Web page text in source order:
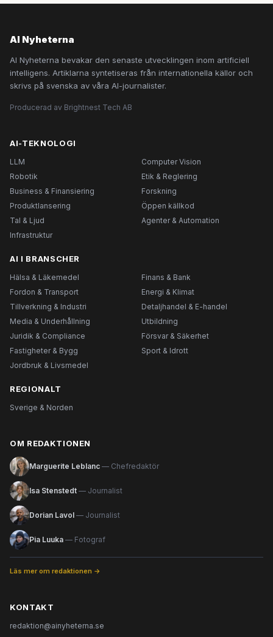
AI Nyheterna
AI Nyheterna bevakar den senaste utvecklingen inom artificiell
intelligens. Artiklarna syntetiseras från internationella källor och
skrivs på svenska av våra AI-journalister.
Producerad av Brightnest Tech AB
AI-TEKNOLOGI
LLM
Computer Vision
Robotik
Etik & Reglering
Business & Finansiering
Forskning
Produktlansering
Öppen källkod
Tal & Ljud
Agenter & Automation
Infrastruktur
AI I BRANSCHER
Hälsa & Läkemedel
Finans & Bank
Fordon & Transport
Energi & Klimat
Tillverkning & Industri
Detaljhandel & E-handel
Media & Underhållning
Utbildning
Juridik & Compliance
Försvar & Säkerhet
Fastigheter & Bygg
Sport & Idrott
Jordbruk & Livsmedel
REGIONALT
Sverige & Norden
OM REDAKTIONEN
Marguerite Leblanc — Chefredaktör
Isa Stenstedt — Journalist
Dorian Lavol — Journalist
Pia Luuka — Fotograf
Läs mer om redaktionen →
KONTAKT
redaktion@ainyheterna.se